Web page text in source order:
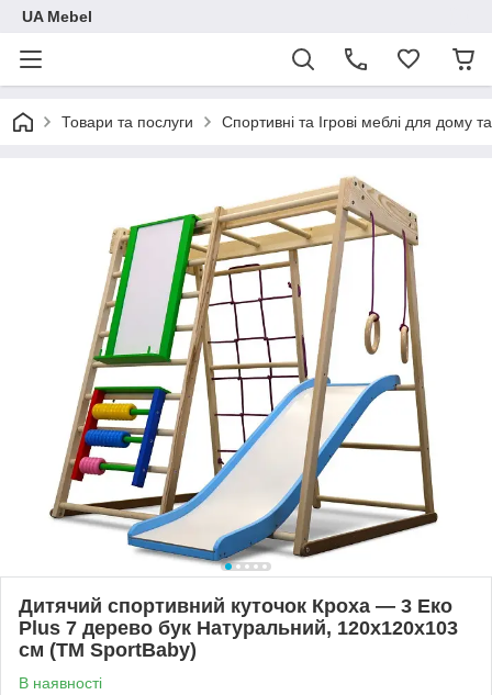
UA Mebel
Товари та послуги Спортивні та Ігрові меблі для дому
Дитячий спортивний куточок Кроха — 3 Еко
Plus 7 дерево бук Натуральний, 120х120х103
см (ТМ SportBaby)
В наявності